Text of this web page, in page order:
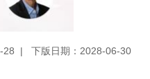
28
下版日期：2028-06-30